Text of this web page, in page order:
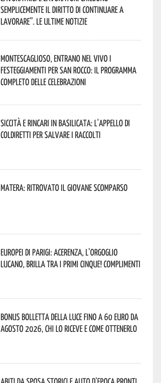
semplicemente il diritto di continuare a
lavorare”. Le ultime notizie
Montescaglioso, entrano nel vivo i
festeggiamenti per San Rocco: il programma
completo delle celebrazioni
Siccità e rincari in Basilicata: l’appello di
Coldiretti per salvare i raccolti
Matera: ritrovato il giovane scomparso
Europei di Parigi: Acerenza, l’orgoglio
lucano, brilla tra i primi cinque! Complimenti
Bonus bolletta della luce fino a 60 euro da
agosto 2026, chi lo riceve e come ottenerlo